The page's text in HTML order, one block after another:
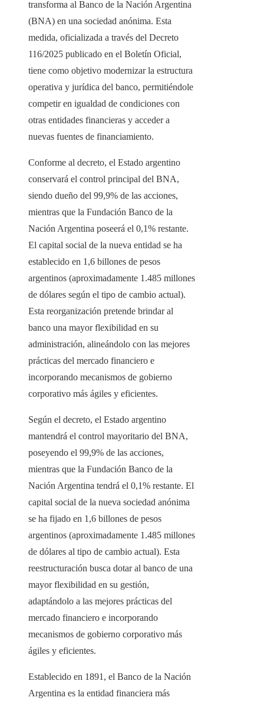
transforma al Banco de la Nación Argentina
(BNA) en una sociedad anónima. Esta
medida, oficializada a través del Decreto
116/2025 publicado en el Boletín Oficial,
tiene como objetivo modernizar la estructura
operativa y jurídica del banco, permitiéndole
competir en igualdad de condiciones con
otras entidades financieras y acceder a
nuevas fuentes de financiamiento.
Conforme al decreto, el Estado argentino
conservará el control principal del BNA,
siendo dueño del 99,9% de las acciones,
mientras que la Fundación Banco de la
Nación Argentina poseerá el 0,1% restante.
El capital social de la nueva entidad se ha
establecido en 1,6 billones de pesos
argentinos (aproximadamente 1.485 millones
de dólares según el tipo de cambio actual).
Esta reorganización pretende brindar al
banco una mayor flexibilidad en su
administración, alineándolo con las mejores
prácticas del mercado financiero e
incorporando mecanismos de gobierno
corporativo más ágiles y eficientes.
Según el decreto, el Estado argentino
mantendrá el control mayoritario del BNA,
poseyendo el 99,9% de las acciones,
mientras que la Fundación Banco de la
Nación Argentina tendrá el 0,1% restante. El
capital social de la nueva sociedad anónima
se ha fijado en 1,6 billones de pesos
argentinos (aproximadamente 1.485 millones
de dólares al tipo de cambio actual). Esta
reestructuración busca dotar al banco de una
mayor flexibilidad en su gestión,
adaptándolo a las mejores prácticas del
mercado financiero e incorporando
mecanismos de gobierno corporativo más
ágiles y eficientes.
Establecido en 1891, el Banco de la Nación
Argentina es la entidad financiera más